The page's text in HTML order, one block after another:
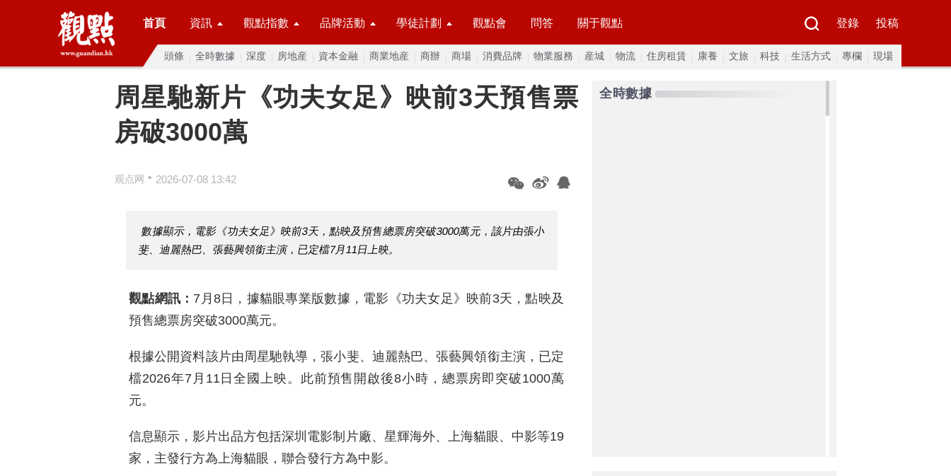
首頁 資訊 觀點指數 品牌活動 學徒計劃 觀點會 問答 關于觀點 登錄 投稿
頭條 全時數據 深度 房地産 資本金融 商業地産 商辦 商場 消費品牌 物業服務 産城 物流 住房租賃 康養 文旅 科技 生活方式 專欄 現場
周星馳新片《功夫女足》映前3天預售票
房破3000萬
观点网 • 2026-07-08 13:42
數據顯示，電影《功夫女足》映前3天，點映及預售總票房突破3000萬元，該片由張小
斐、迪麗熱巴、張藝興領銜主演，已定檔7月11日上映。
觀點網訊： 7月8日，據貓眼專業版數據，電影《功夫女足》映前3天，點映及
預售總票房突破3000萬元。
根據公開資料該片由周星馳執導，張小斐、迪麗熱巴、張藝興領銜主演，已定
檔2026年7月11日全國上映。此前預售開啟後8小時，總票房即突破1000萬
元。
信息顯示，影片出品方包括深圳電影制片廠、星輝海外、上海貓眼、中影等19
家，主發行方為上海貓眼，聯合發行方為中影。
全時數據